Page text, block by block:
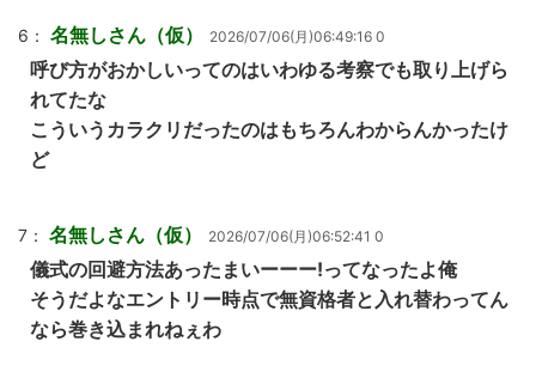
6： 名無しさん（仮） 2026/07/06(月)06:49:16 0
呼び方がおかしいってのはいわゆる考察でも取り上げら
れてたな
こういうカラクリだったのはもちろんわからんかったけ
ど
7： 名無しさん（仮） 2026/07/06(月)06:52:41 0
儀式の回避方法あったまいーーー!ってなったよ俺
そうだよなエントリー時点で無資格者と入れ替わってん
なら巻き込まれねぇわ